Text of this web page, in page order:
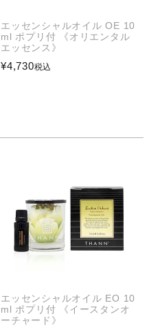
エッセンシャルオイル OE 10
ml ポプリ付 《オリエンタル
エッセンス》
¥4,730税込
エッセンシャルオイル EO 10
ml ポプリ付 《イースタンオ
ーチャード》